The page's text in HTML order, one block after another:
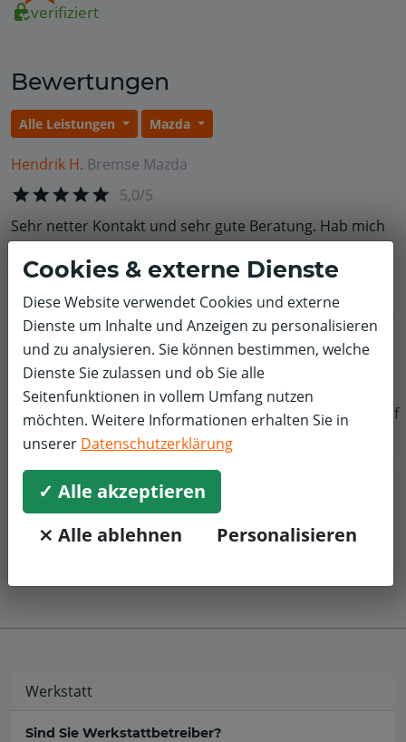
verifiziert
Bewertungen
Alle Leistungen Mazda
Hendrik H. Bremse Mazda
5,0/5
Sehr netter Kontakt und sehr gute Beratung. Hab mich
Arno S. Ölwechsel
Mazda
5,0/5
Sehr freundlich und kommunikativ!
Werkstatt
Sind Sie Werkstattbetreiber?
Cookies & externe Dienste
Diese Website verwendet Cookies und externe
Dienste um Inhalte und Anzeigen zu personalisieren
und zu analysieren. Sie können bestimmen, welche
Dienste Sie zulassen und ob Sie alle
Seitenfunktionen in vollem Umfang nutzen
möchten. Weitere Informationen erhalten Sie in
unserer Datenschutzerklärung
✓ Alle akzeptieren
⨯ Alle ablehnen
Personalisieren
f